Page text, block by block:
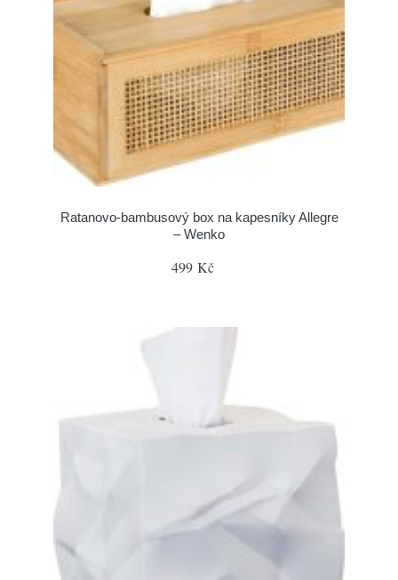
Ratanovo-bambusový box na kapesníky Allegre
– Wenko
499 Kč